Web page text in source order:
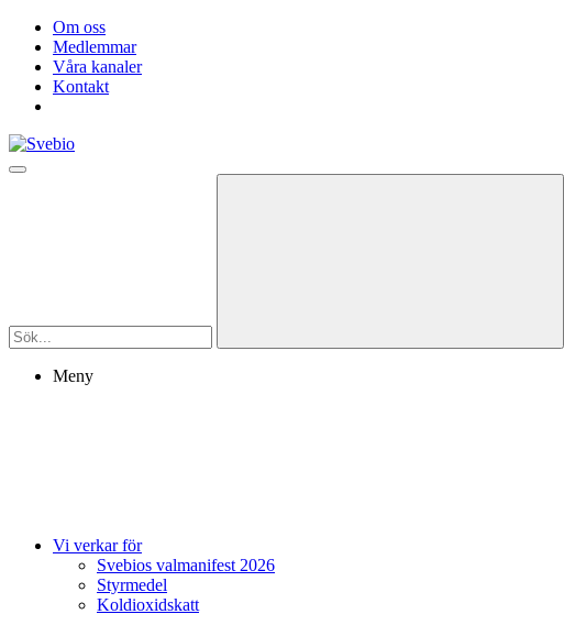
Om oss
Medlemmar
Våra kanaler
Kontakt
Meny
Vi verkar för
Svebios valmanifest 2026
Styrmedel
Koldioxidskatt